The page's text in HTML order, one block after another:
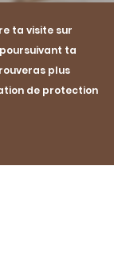
ta visite sur
ta
plus
de protection
de bœuf